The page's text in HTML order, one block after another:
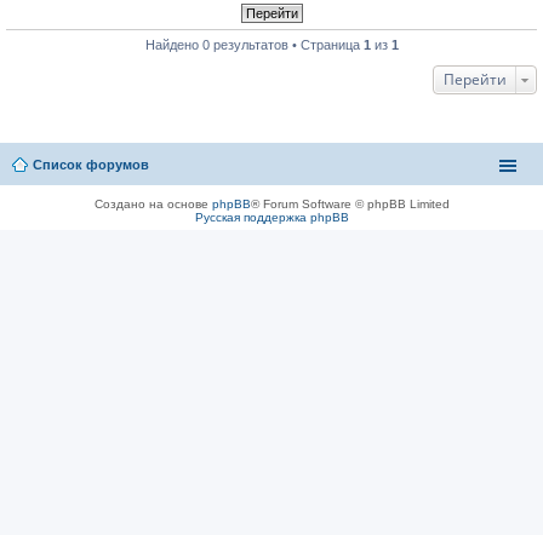
Найдено 0 результатов • Страница 1 из 1
Перейти
Список форумов
Создано на основе phpBB® Forum Software © phpBB Limited
Русская поддержка phpBB